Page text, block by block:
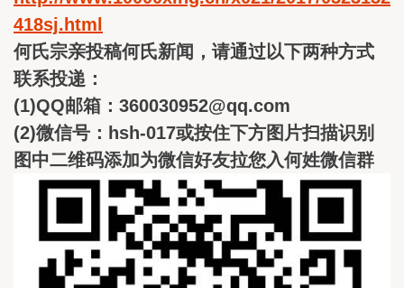
418sj.html
何氏宗亲投稿何氏新闻，请通过以下两种方式
联系投递：
(1)QQ邮箱：360030952@qq.com
(2)微信号：hsh-017或按住下方图片扫描识别
图中二维码添加为微信好友拉您入何姓微信群